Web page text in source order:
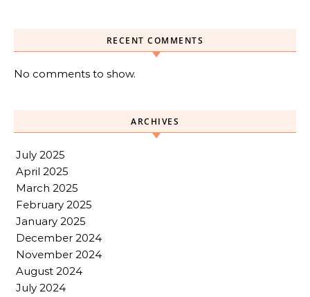
RECENT COMMENTS
No comments to show.
ARCHIVES
July 2025
April 2025
March 2025
February 2025
January 2025
December 2024
November 2024
August 2024
July 2024